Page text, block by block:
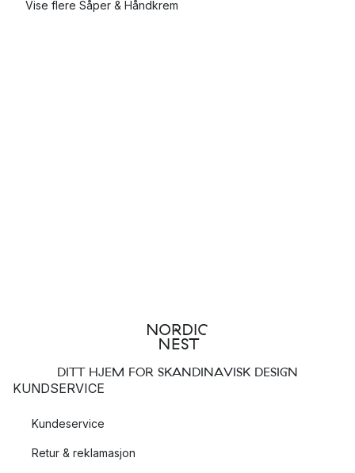
Vise flere Såper & Håndkrem
DITT HJEM FOR SKANDINAVISK DESIGN
KUNDSERVICE
Kundeservice
Retur & reklamasjon